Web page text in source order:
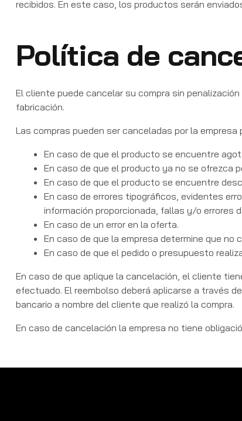
recibidos. En este caso, los productos serán
Política de
El cliente puede cancelar su compra sin
fabricación.
Las compras pueden ser canceladas por la
En caso de que el producto se encuentre
En caso de que el producto ya no se ofrezca
En caso de que el producto se encuentre
En caso de errores tipográficos, evidentes
información proporcionada, fallas y/o errores
En caso de un error en la oferta.
En caso de que la empresa determine que
En caso de que el pedido o presupuesto
En caso de que aplique la cancelación, el cliente
efectuado. El reembolso deberá aplicarse a través
bancario a nombre del cliente que realizó la compra.
En caso de cancelación la empresa no tiene